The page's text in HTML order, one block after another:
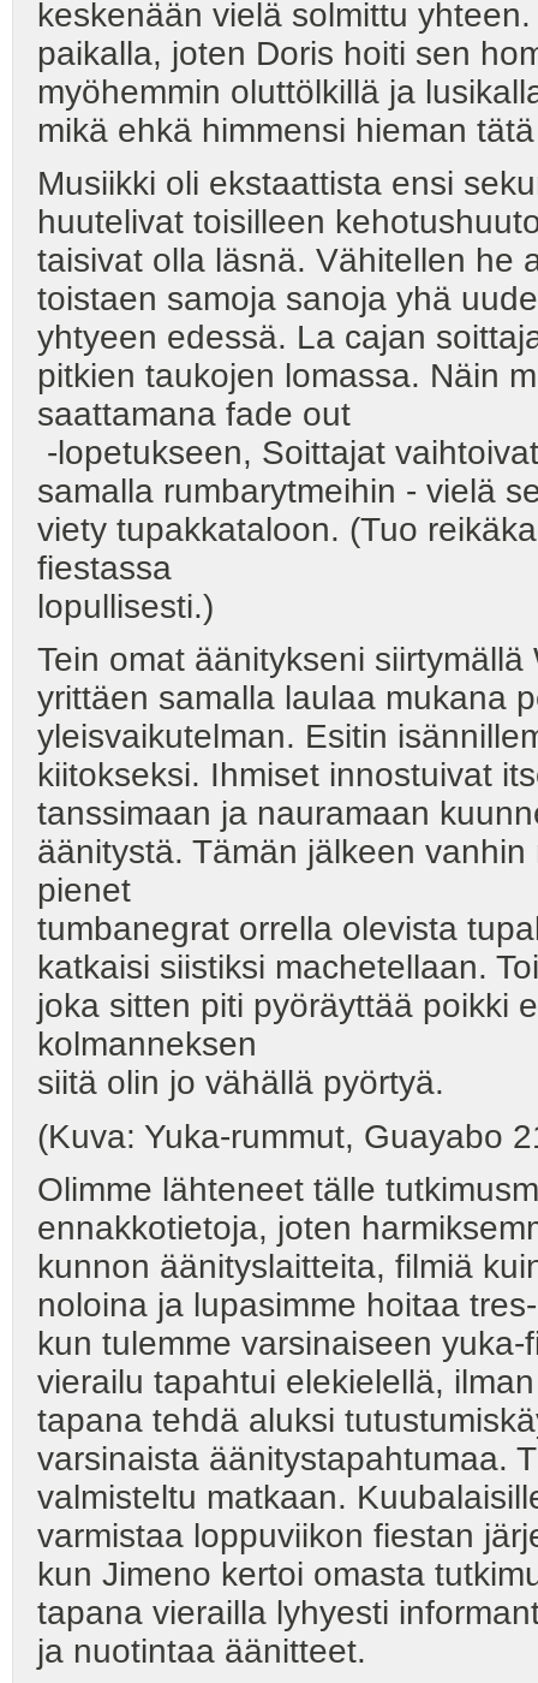
keskenään vielä solmittu
paikalla, joten Doris hoiti sen
myöhemmin oluttölkillä ja
mikä ehkä himmensi hieman
Musiikki oli ekstaattista ensi
huutelivat toisilleen
taisivat olla läsnä. Vähitellen he
toistaen samoja sanoja yhä
yhtyeen edessä. La cajan
pitkien taukojen lomassa. Näin
saattamana fade out
-lopetukseen, Soittajat
samalla rumbarytmeihin - vielä
viety tupakkataloon. (Tuo
fiestassa
lopullisesti.)
Tein omat äänitykseni
yrittäen samalla laulaa mukana
yleisvaikutelman. Esitin
kiitokseksi. Ihmiset innostuivat
tanssimaan ja nauramaan
äänitystä. Tämän jälkeen
pienet
tumbanegrat orrella olevista
katkaisi siistiksi machetellaan.
joka sitten piti pyöräyttää poikki
kolmanneksen
siitä olin jo vähällä pyörtyä.
(Kuva: Yuka-rummut, Guayabo
Olimme lähteneet tälle
ennakkotietoja, joten
kunnon äänityslaitteita, filmiä
noloina ja lupasimme hoitaa
kun tulemme varsinaiseen
vierailu tapahtui elekielellä,
tapana tehdä aluksi
varsinaista äänitystapahtumaa.
valmisteltu matkaan.
varmistaa loppuviikon fiestan
kun Jimeno kertoi omasta
tapana vierailla lyhyesti
ja nuotintaa äänitteet.